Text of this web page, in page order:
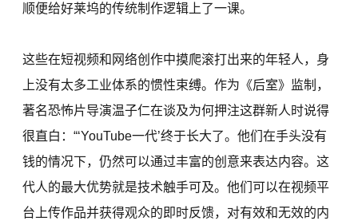
顺便给好莱坞的传统制作逻辑上了一课。
这些在短视频和网络创作中摸爬滚打出来的年轻人，身
上没有太多工业体系的惯性束缚。作为《后室》监制，
著名恐怖片导演温子仁在谈及为何押注这群新人时说得
很直白：“‘YouTube一代’终于长大了。他们在手头没有
钱的情况下，仍然可以通过丰富的创意来表达内容。这
代人的最大优势就是技术触手可及。他们可以在视频平
台上传作品并获得观众的即时反馈，对有效和无效的内